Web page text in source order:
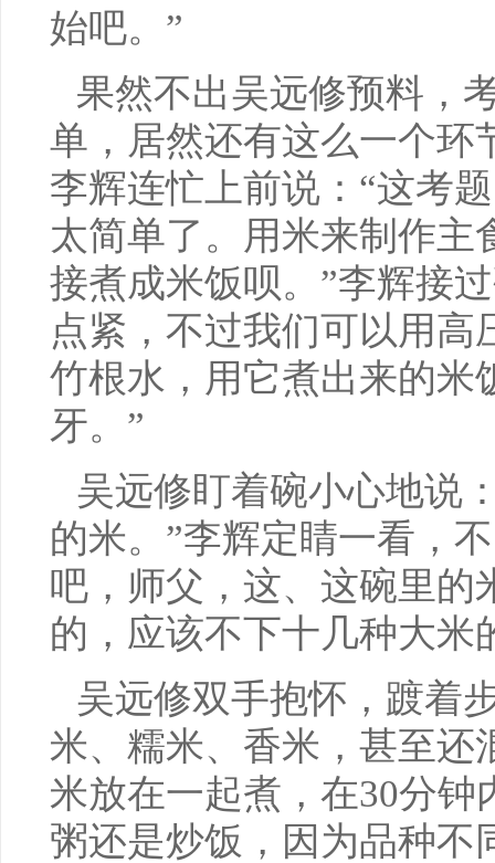
始吧。”
果然不出吴远修预料，
单，居然还有这么一个环
李辉连忙上前说：“这考
太简单了。用米来制作主
接煮成米饭呗。”李辉接
点紧，不过我们可以用
竹根水，用它煮出来的米
牙。”
吴远修盯着碗小心地说
的米。”李辉定睛一看，
吧，师父，这、这碗里的
的，应该不下十几种大米
吴远修双手抱怀，踱着
米、糯米、香米，甚至还
米放在一起煮，在30分
粥还是炒饭，因为品种不